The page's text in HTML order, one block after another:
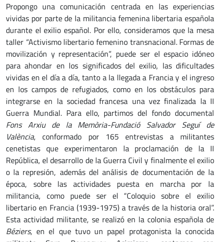
Propongo una comunicación centrada en las experiencias
vividas por parte de la militancia femenina libertaria española
durante el exilio español. Por ello, consideramos que la mesa
taller “Activismo libertario femenino transnacional. Formas de
movilización y representación”, puede ser el espacio idóneo
para ahondar en los significados del exilio, las dificultades
vividas en el día a día, tanto a la llegada a Francia y el ingreso
en los campos de refugiados, como en los obstáculos para
integrarse en la sociedad francesa una vez finalizada la II
Guerra Mundial. Para ello, partimos del fondo documental
Fons Arxiu de la Memòria-Fundació Salvador Seguí de
València, conformado por 165 entrevistas a militantes
cenetistas que experimentaron la proclamación de la II
República, el desarrollo de la Guerra Civil y finalmente el exilio
o la represión, además del análisis de documentación de la
época, sobre las actividades puesta en marcha por la
militancia, como puede ser el “Coloquio sobre el exilio
libertario en Francia (1939-1975) a través de la historia oral”.
Esta actividad militante, se realizó en la colonia española de
Béziers, en el que tuvo un papel protagonista la conocida